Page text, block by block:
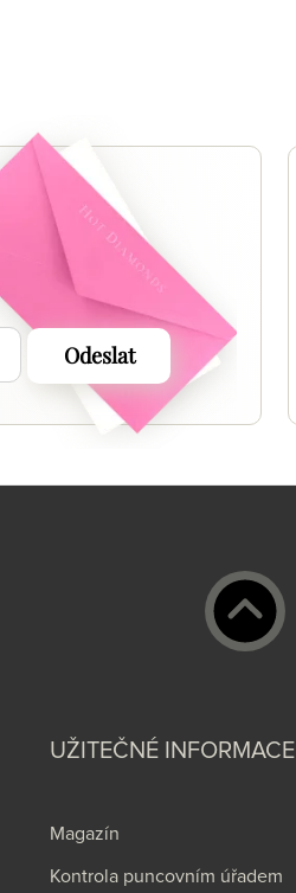
Odeslat
UŽITEČNÉ INFORMACE
Magazín
Kontrola puncovním úřadem